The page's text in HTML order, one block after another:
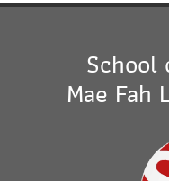
Mae Fah